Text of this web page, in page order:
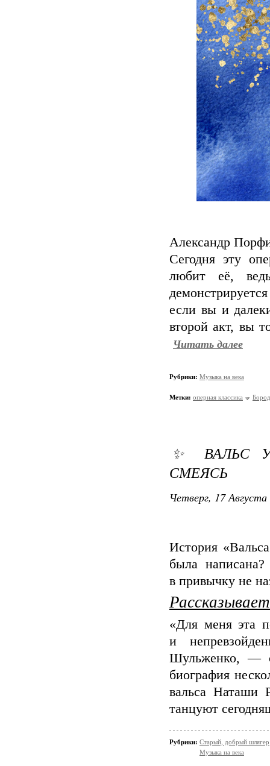
Александр
Сегодня эту
любит её,
если вы и
второй акт, вы
Читать далее
Рубрики: Музыка на века
Метки: оперная классика
✨ ВАЛЬС
СМЕЯСЬ
Четверг, 17
История
была
в привычку не
«Для меня эта
и
Шульженко, —
биография
вальса Наташи
танцуют
Рубрики: Старый, добрый шлягер
Музыка на века